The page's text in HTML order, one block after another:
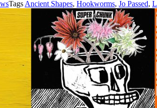
TagsAncient Shapes, Hookworms, Jo Passed,